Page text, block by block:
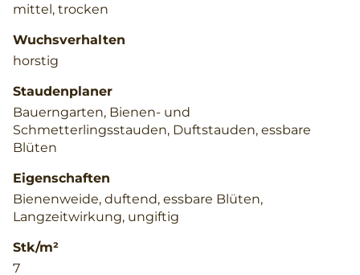
mittel, trocken
Wuchsverhalten
horstig
Staudenplaner
Bauerngarten, Bienen- und
Schmetterlingsstauden, Duftstauden, essbare
Blüten
Eigenschaften
Bienenweide, duftend, essbare Blüten,
Langzeitwirkung, ungiftig
Stk/m²
7